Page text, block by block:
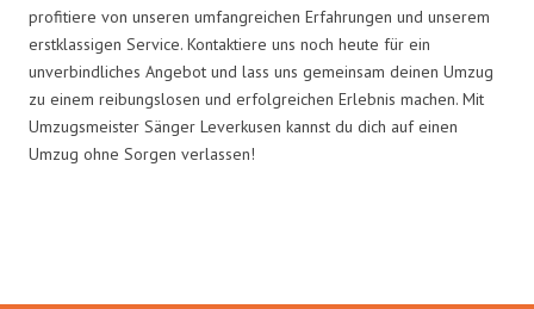
profitiere von unseren umfangreichen Erfahrungen und unserem
erstklassigen Service. Kontaktiere uns noch heute für ein
unverbindliches Angebot und lass uns gemeinsam deinen Umzug
zu einem reibungslosen und erfolgreichen Erlebnis machen. Mit
Umzugsmeister Sänger Leverkusen kannst du dich auf einen
Umzug ohne Sorgen verlassen!